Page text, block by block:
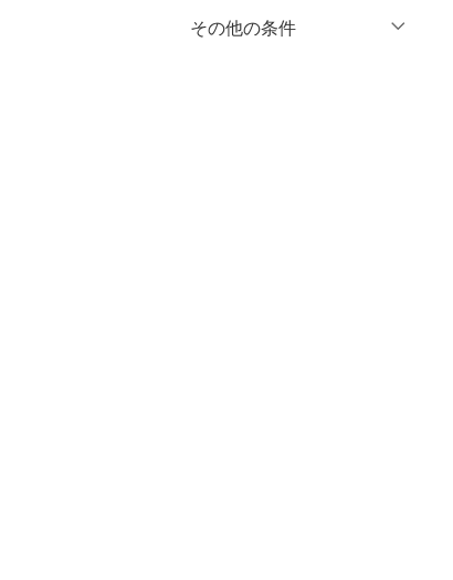
インナー・ルームウェア
クリア 絞り込み
クリア 絞り込み
％OFF～ ％OFF
その他の条件